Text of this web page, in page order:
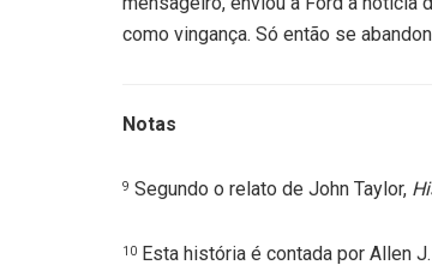
como vingança. Só então se
Notas
9 Segundo o relato de John Taylor,
10 Esta história é contada por Allen